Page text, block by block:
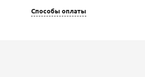
Способы оплаты